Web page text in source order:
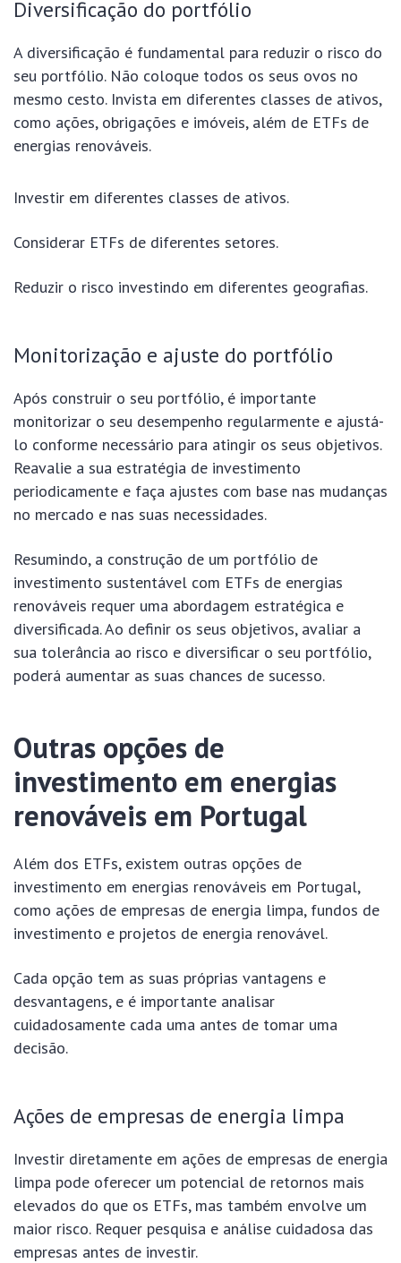
Diversificação do portfólio
A diversificação é fundamental para reduzir o risco do
seu portfólio. Não coloque todos os seus ovos no
mesmo cesto. Invista em diferentes classes de ativos,
como ações, obrigações e imóveis, além de ETFs de
energias renováveis.
Investir em diferentes classes de ativos.
Considerar ETFs de diferentes setores.
Reduzir o risco investindo em diferentes geografias.
Monitorização e ajuste do portfólio
Após construir o seu portfólio, é importante
monitorizar o seu desempenho regularmente e ajustá-
lo conforme necessário para atingir os seus objetivos.
Reavalie a sua estratégia de investimento
periodicamente e faça ajustes com base nas mudanças
no mercado e nas suas necessidades.
Resumindo, a construção de um portfólio de
investimento sustentável com ETFs de energias
renováveis requer uma abordagem estratégica e
diversificada. Ao definir os seus objetivos, avaliar a
sua tolerância ao risco e diversificar o seu portfólio,
poderá aumentar as suas chances de sucesso.
Outras opções de
investimento em energias
renováveis em Portugal
Além dos ETFs, existem outras opções de
investimento em energias renováveis em Portugal,
como ações de empresas de energia limpa, fundos de
investimento e projetos de energia renovável.
Cada opção tem as suas próprias vantagens e
desvantagens, e é importante analisar
cuidadosamente cada uma antes de tomar uma
decisão.
Ações de empresas de energia limpa
Investir diretamente em ações de empresas de energia
limpa pode oferecer um potencial de retornos mais
elevados do que os ETFs, mas também envolve um
maior risco. Requer pesquisa e análise cuidadosa das
empresas antes de investir.